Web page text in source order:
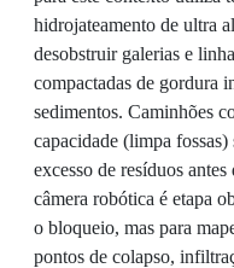
hidrojateamento de ultra
desobstruir galerias e
compactadas de gordura
sedimentos. Caminhões
capacidade (limpa
excesso de resíduos
câmera robótica é etapa
o bloqueio, mas para
pontos de colapso,